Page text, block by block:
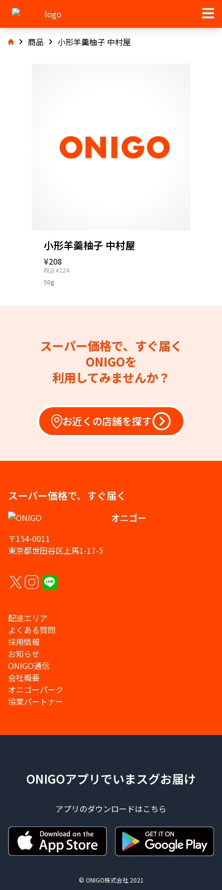
商品 小形羊羹柚子 中村屋
小形羊羹柚子 中村屋
¥208
税込¥224
50g
スーパー価格で、すぐ届く
ONIGOを
利用してみませんか？
お近くの店舗を探す
スーパー価格で、すぐ届く
オニゴー
〒154-0011
東京都世田谷区上馬1-17-5
配達エリア
よくある質問
採用情報
お知らせ
ONIGO通信
会社概要
オニゴーパーク
協業パートナー
ONIGOアプリでいまスグお届け
アプリのダウンロードはこちら
© ONIGO株式会社 2021